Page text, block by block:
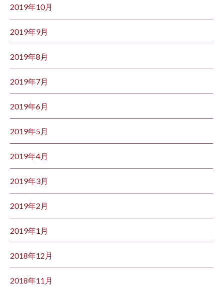
2019年10月
2019年9月
2019年8月
2019年7月
2019年6月
2019年5月
2019年4月
2019年3月
2019年2月
2019年1月
2018年12月
2018年11月